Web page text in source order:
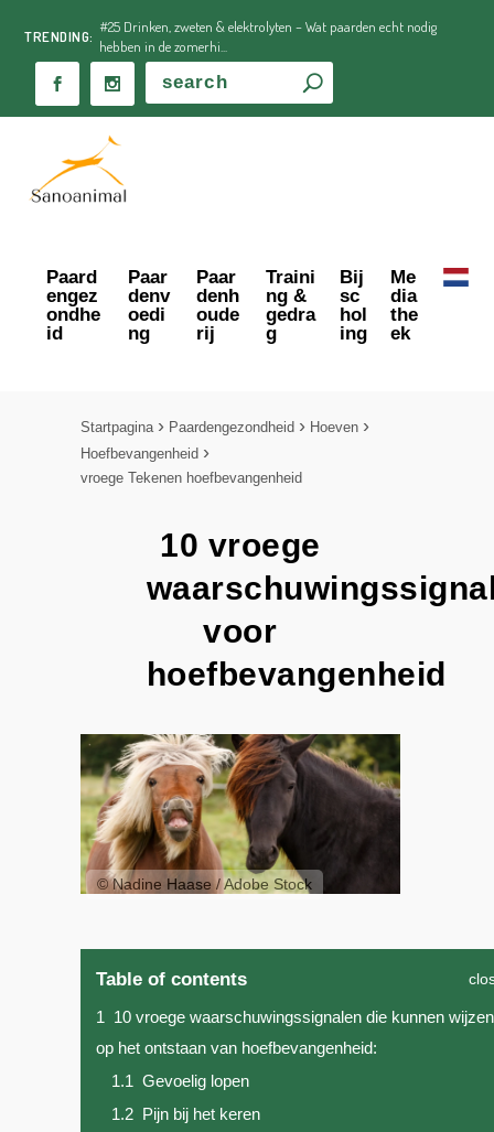
TRENDING:
#25 Drinken, zweten & elektrolyten – Wat paarden echt nodig
hebben in de zomerhi...
Paard
engez
ondhe
id
Paar
denv
oedi
ng
Paar
denh
oude
rij
Traini
ng &
gedra
g
Bij
sc
hol
ing
Me
dia
the
ek
Startpagina Paardengezondheid
Hoeven
Hoefbevangenheid
vroege Tekenen hoefbevangenheid
10 vroege
voor
hoefbevangenheid
© Nadine Haase / Adobe Stock
Table of contents
1 10 vroege waarschuwingssignalen die kunnen wijzen
op het ontstaan van hoefbevangenheid:
1.1 Gevoelig lopen
1.2 Pijn bij het keren